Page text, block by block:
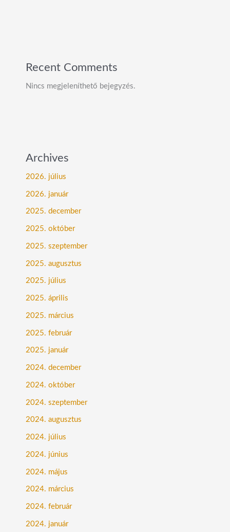
Recent Comments
Nincs megjeleníthető bejegyzés.
Archives
2026. július
2026. január
2025. december
2025. október
2025. szeptember
2025. augusztus
2025. július
2025. április
2025. március
2025. február
2025. január
2024. december
2024. október
2024. szeptember
2024. augusztus
2024. július
2024. június
2024. május
2024. március
2024. február
2024. január